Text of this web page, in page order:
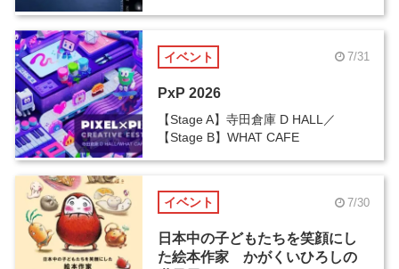
イベント 7/31
PxP 2026
【Stage A】寺田倉庫 D HALL／
【Stage B】WHAT CAFE
イベント 7/30
日本中の子どもたちを笑顔にし
た絵本作家 かがくいひろしの